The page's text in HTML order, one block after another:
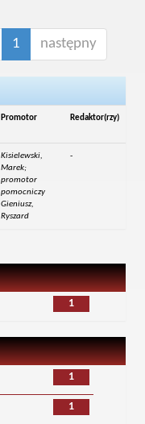
1 następny
Promotor Redaktor(rzy)
Kisielewski,
Marek;
promotor
pomocniczy
Gieniusz,
Ryszard
-
1
1
1